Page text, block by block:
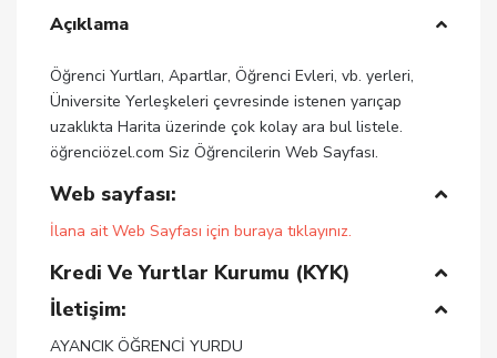
Açıklama
Öğrenci Yurtları, Apartlar, Öğrenci Evleri, vb. yerleri,
Üniversite Yerleşkeleri çevresinde istenen yarıçap
uzaklıkta Harita üzerinde çok kolay ara bul listele.
öğrenciözel.com Siz Öğrencilerin Web Sayfası.
Web sayfası:
İlana ait Web Sayfası için buraya tıklayınız.
Kredi Ve Yurtlar Kurumu (KYK)
İletişim:
AYANCIK ÖĞRENCİ YURDU